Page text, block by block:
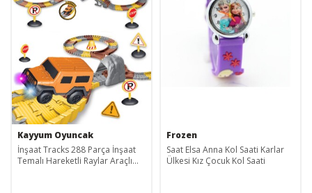
Kayyum Oyuncak
İnşaat Tracks 288 Parça İnşaat
Temalı Hareketli Raylar Araçlı
Frozen
Saat Elsa Anna Kol Saati Karlar
Ülkesi Kız Çocuk Kol Saati